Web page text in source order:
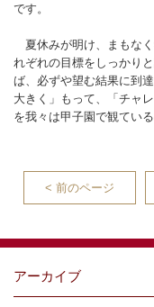
です。
夏休みが明け、まもな
れぞれの目標をしっかり
ば、必ずや望む結果に到
大きく」もって、「チャ
を我々は甲子園で観ている
< 前のページ
アーカイブ